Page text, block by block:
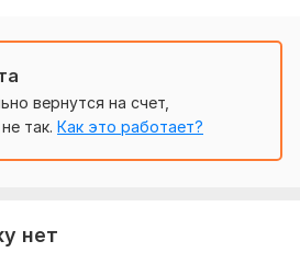
вернутся на счет,
так. Как это работает?
нет